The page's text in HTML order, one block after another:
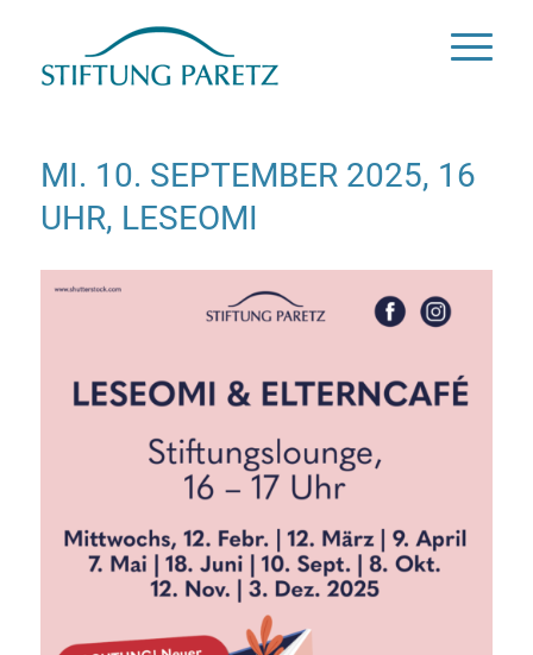
MI. 10. SEPTEMBER 2025, 16
UHR, LESEOMI